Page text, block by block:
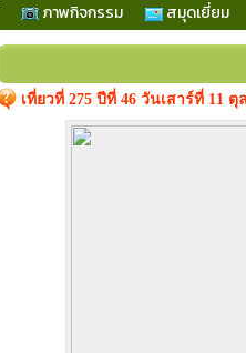
ภาพกิจกรรม สมุดเยี่ยม
เที่ยวที่ 275 ปีที่ 46 วันเสาร์ที่ 11